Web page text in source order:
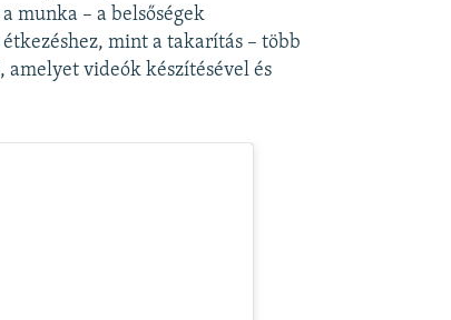
munka – a belsőségek
mint a takarítás – több
amelyet videók készítésével és